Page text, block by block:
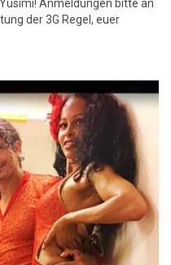
Anmeldungen bitte an
der 3G Regel, euer